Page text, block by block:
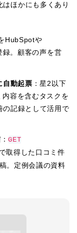
ほかにも多くあり
HubSpotや
。顧客の声を営
動起票 ：星2以下
容を含むタスクを
記録として活用で
：GET
で取得した口コミ件
。定例会議の資料